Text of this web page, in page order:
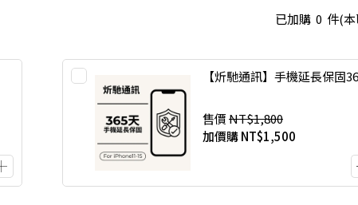
已加購 0 件(本
【炘馳通訊】手機延長保固
售價NT$1,800
加價購NT$1,500